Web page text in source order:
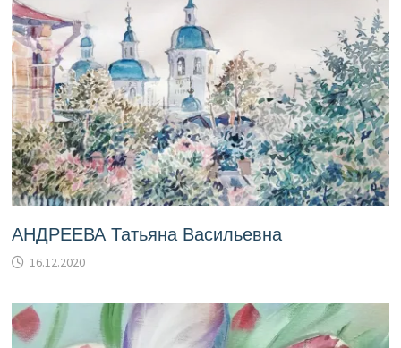
АНДРЕЕВА Татьяна Васильевна
16.12.2020